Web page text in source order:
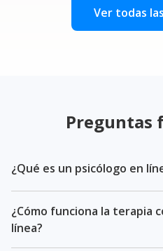
Ver todas
Preguntas
¿Qué es un psicólogo en
mental certificado que
través de videollamada. En
¿Cómo funciona la terapia
línea?